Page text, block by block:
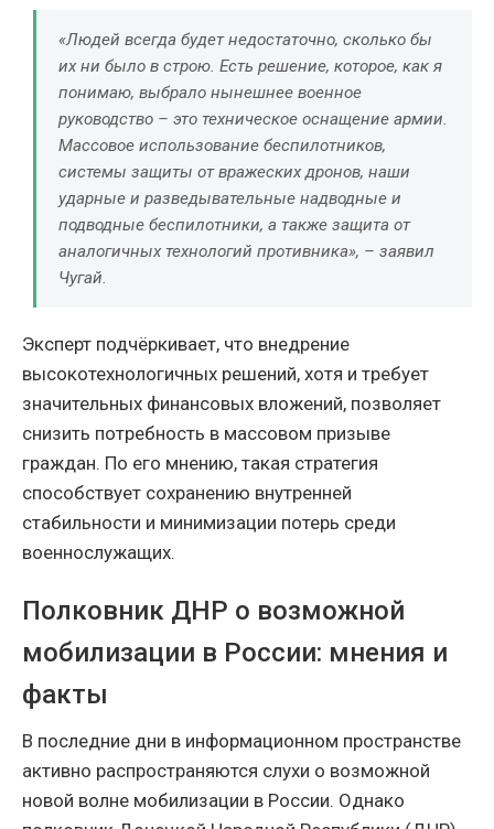
«Людей всегда будет недостаточно, сколько бы
их ни было в строю. Есть решение, которое, как я
понимаю, выбрало нынешнее военное
руководство – это техническое оснащение армии.
Массовое использование беспилотников,
системы защиты от вражеских дронов, наши
ударные и разведывательные надводные и
подводные беспилотники, а также защита от
аналогичных технологий противника», – заявил
Чугай.
Эксперт подчёркивает, что внедрение
высокотехнологичных решений, хотя и требует
значительных финансовых вложений, позволяет
снизить потребность в массовом призыве
граждан. По его мнению, такая стратегия
способствует сохранению внутренней
стабильности и минимизации потерь среди
военнослужащих.
Полковник ДНР о возможной
мобилизации в России: мнения и
факты
В последние дни в информационном пространстве
активно распространяются слухи о возможной
новой волне мобилизации в России. Однако